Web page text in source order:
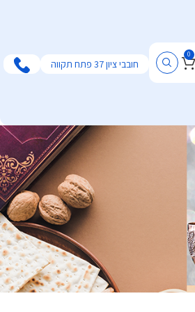
0
חובבי ציון 37 פתח תקווה